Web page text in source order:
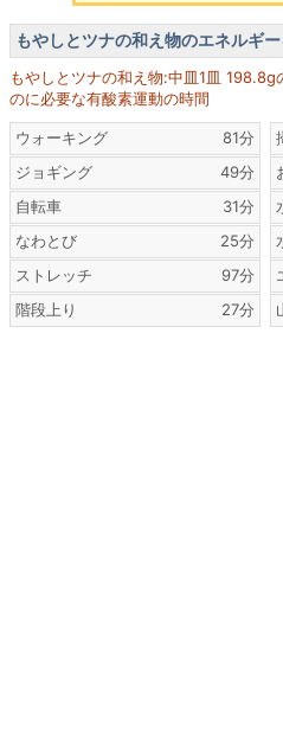
もやしとツナの和え物のエネルギ
もやしとツナの和え物:中皿1皿
のに必要な有酸素運動の時間
ウォーキング
81分
ジョギング
49分
自転車
31分
なわとび
25分
ストレッチ
97分
階段上り
27分